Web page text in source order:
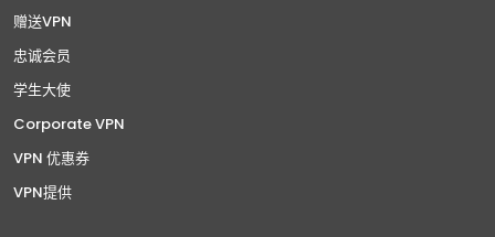
赠送VPN
忠诚会员
学生大使
Corporate VPN
VPN 优惠券
VPN提供